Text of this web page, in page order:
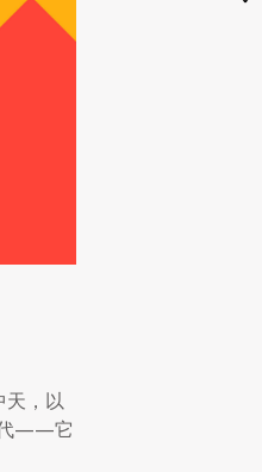
天，以
代——它